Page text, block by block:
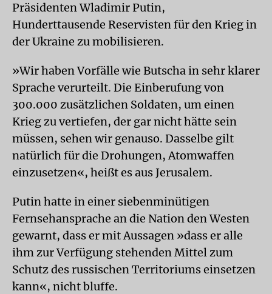
Präsidenten Wladimir Putin,
Hunderttausende Reservisten für den Krieg in
der Ukraine zu mobilisieren.
»Wir haben Vorfälle wie Butscha in sehr klarer
Sprache verurteilt. Die Einberufung von
300.000 zusätzlichen Soldaten, um einen
Krieg zu vertiefen, der gar nicht hätte sein
müssen, sehen wir genauso. Dasselbe gilt
natürlich für die Drohungen, Atomwaffen
einzusetzen«, heißt es aus Jerusalem.
Putin hatte in einer siebenminütigen
Fernsehansprache an die Nation den Westen
gewarnt, dass er mit Aussagen »dass er alle
ihm zur Verfügung stehenden Mittel zum
Schutz des russischen Territoriums einsetzen
kann«, nicht bluffe.